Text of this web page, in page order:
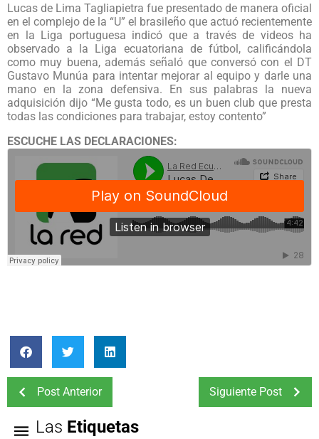
Lucas de Lima Tagliapietra fue presentado de manera oficial
en el complejo de la “U” el brasileño que actuó recientemente
en la Liga portuguesa indicó que a través de videos ha
observado a la Liga ecuatoriana de fútbol, calificándola
como muy buena, además señaló que conversó con el DT
Gustavo Munúa para intentar mejorar al equipo y darle una
mano en la zona defensiva. En sus palabras la nueva
adquisición dijo “Me gusta todo, es un buen club que presta
todas las condiciones para trabajar, estoy contento”
ESCUCHE LAS DECLARACIONES:
Post Anterior Siguiente Post
Las Etiquetas